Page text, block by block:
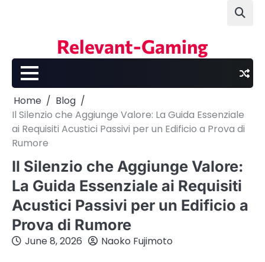
Relevant-Gaming
Home
Blog
Il Silenzio che Aggiunge Valore: La Guida Essenziale
ai Requisiti Acustici Passivi per un Edificio a Prova di
Rumore
Il Silenzio che Aggiunge Valore:
La Guida Essenziale ai Requisiti
Acustici Passivi per un Edificio a
Prova di Rumore
June 8, 2026 Naoko Fujimoto